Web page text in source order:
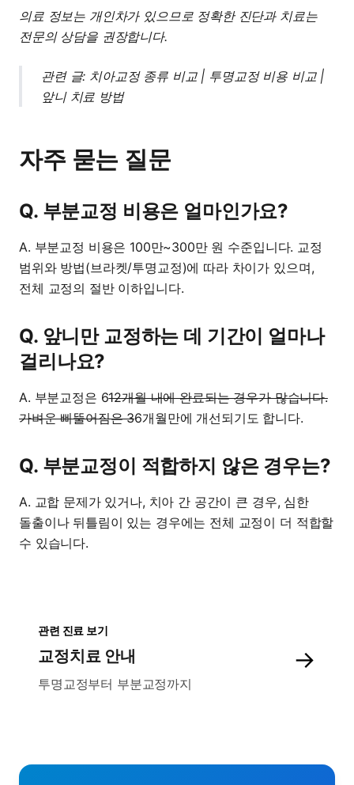
의료 정보는 개인차가 있으므로 정확한 진단과 치료는
전문의 상담을 권장합니다.
관련 글: 치아교정 종류 비교| 투명교정 비용 비교|
앞니 치료 방법
자주 묻는 질문
Q. 부분교정 비용은 얼마인가요?
A. 부분교정 비용은 100만~300만 원 수준입니다. 교정
범위와 방법(브라켓/투명교정)에 따라 차이가 있으며,
전체 교정의 절반 이하입니다.
Q. 앞니만 교정하는 데 기간이 얼마나
걸리나요?
A. 부분교정은 612개월 내에 완료되는 경우가 많습니다.
가벼운 삐뚤어짐은 36개월만에 개선되기도 합니다.
Q. 부분교정이 적합하지 않은 경우는?
A. 교합 문제가 있거나, 치아 간 공간이 큰 경우, 심한
돌출이나 뒤틀림이 있는 경우에는 전체 교정이 더 적합할
수 있습니다.
관련 진료 보기
교정치료 안내
투명교정부터 부분교정까지
→